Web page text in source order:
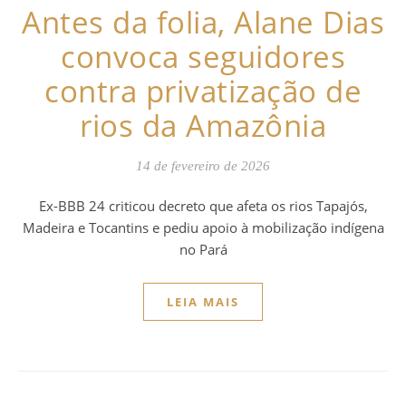
Antes da folia, Alane Dias
convoca seguidores
contra privatização de
rios da Amazônia
14 de fevereiro de 2026
Ex-BBB 24 criticou decreto que afeta os rios Tapajós,
Madeira e Tocantins e pediu apoio à mobilização indígena
no Pará
LEIA MAIS